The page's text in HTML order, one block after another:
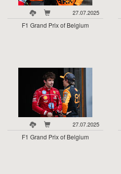
27.07.2025
F1 Grand Prix of Belgium
27.07.2025
F1 Grand Prix of Belgium